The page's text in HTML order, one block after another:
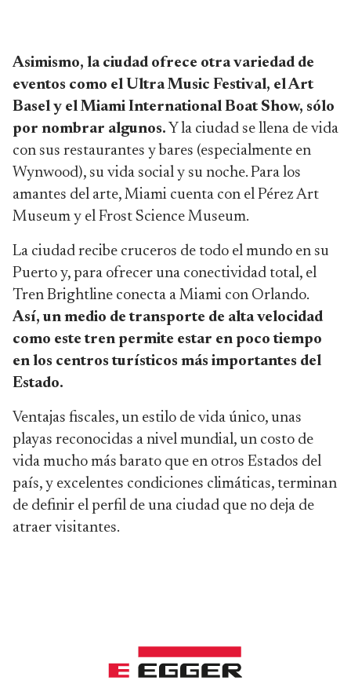
Asimismo, la ciudad ofrece otra variedad de
eventos como el Ultra Music Festival, el Art
Basel y el Miami International Boat Show, sólo
por nombrar algunos. Y la ciudad se llena de vida
con sus restaurantes y bares (especialmente en
Wynwood), su vida social y su noche. Para los
amantes del arte, Miami cuenta con el Pérez Art
Museum y el Frost Science Museum.
La ciudad recibe cruceros de todo el mundo en su
Puerto y, para ofrecer una conectividad total, el
Tren Brightline conecta a Miami con Orlando.
Así, un medio de transporte de alta velocidad
como este tren permite estar en poco tiempo
en los centros turísticos más importantes del
Estado.
Ventajas fiscales, un estilo de vida único, unas
playas reconocidas a nivel mundial, un costo de
vida mucho más barato que en otros Estados del
país, y excelentes condiciones climáticas, terminan
de definir el perfil de una ciudad que no deja de
atraer visitantes.